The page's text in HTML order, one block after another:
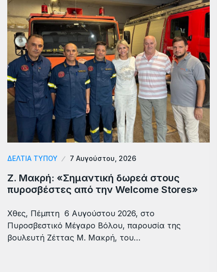
ΔΕΛΤΙΑ ΤΥΠΟΥ 7 Αυγούστου, 2026
Ζ. Μακρή: «Σημαντική δωρεά στους
πυροσβέστες από την Welcome Stores»
Χθες, Πέμπτη 6 Αυγούστου 2026, στο
Πυροσβεστικό Μέγαρο Βόλου, παρουσία της
βουλευτή Ζέττας Μ. Μακρή, του…